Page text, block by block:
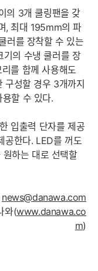
의 3개 쿨링팬을 갖
, 최대 195mm의 파
러를 장착할 수 있는
의 수냉 쿨러를 장
를 함께 사용해도
구성할 경우 3개까지
할 수 있다.
입출력 단자를 제공
공한다. LED를 꺼도
하는 대로 선택할
news@danawa.com
와(www.danawa.co
m)